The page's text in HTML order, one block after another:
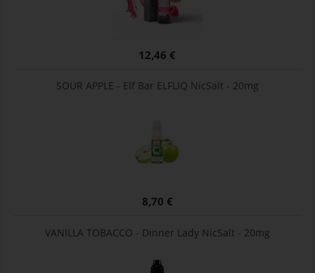
12,46 €
SOUR APPLE - Elf Bar ELFLIQ NicSalt - 20mg
8,70 €
VANILLA TOBACCO - Dinner Lady NicSalt - 20mg